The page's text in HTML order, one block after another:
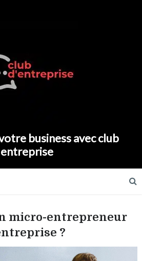
business avec club
entreprise
micro-entrepreneur
?